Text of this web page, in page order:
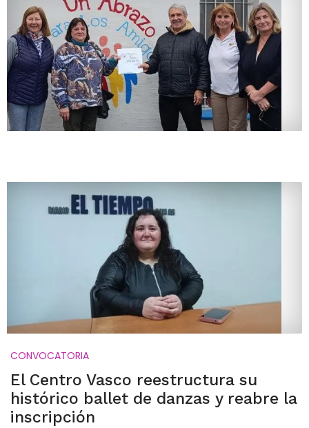
CONVOCATORIA
El Centro Vasco reestructura su
histórico ballet de danzas y reabre la
inscripción